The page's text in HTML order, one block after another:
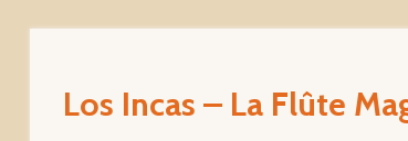
Los Incas – La Flûte